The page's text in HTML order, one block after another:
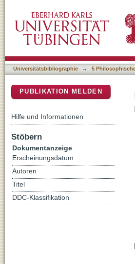
post-theodosian novels
Universitätsbibliographie → 5
PUBLIKATION MELDEN
Hilfe und Informationen
Stöbern
Dokumentanzeige
Erscheinungsdatum
Autoren
Titel
DDC-Klassifikation